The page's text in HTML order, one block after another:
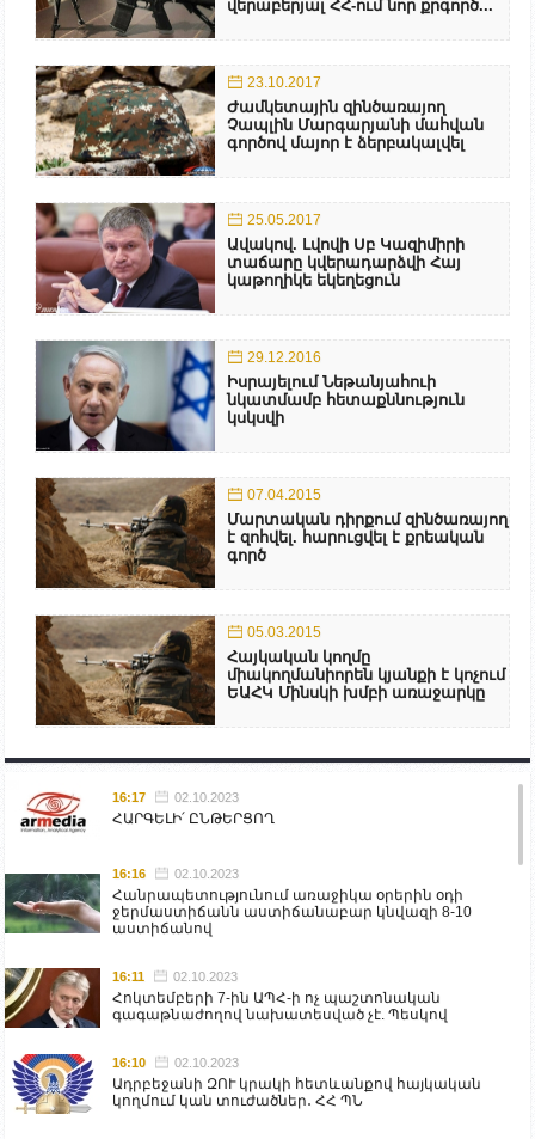
վերաբերյալ ՀՀ-ում նոր քրգործ...
23.10.2017
Ժամկետային զինծառայող
Չապլին Մարգարյանի մահվան
գործով մայոր է ձերբակալվել
25.05.2017
Ավակով. Լվովի Սբ Կազիմիրի
տաճարը կվերադարձվի Հայ
կաթողիկե եկեղեցուն
29.12.2016
Իսրայելում Նեթանյահուի
նկատմամբ հետաքննություն
կսկսվի
07.04.2015
Մարտական դիրքում զինծառայող
է զոհվել. հարուցվել է քրեական
գործ
05.03.2015
Հայկական կողմը
միակողմանիորեն կյանքի է կոչում
ԵԱՀԿ Մինսկի խմբի առաջարկը
16:17 02.10.2023
ՀԱՐԳԵԼԻ՛ ԸՆԹԵՐՑՈՂ
16:16 02.10.2023
Հանրապետությունում առաջիկա օրերին օդի
ջերմաստիճանն աստիճանաբար կնվազի 8-10
աստիճանով
16:11 02.10.2023
Հոկտեմբերի 7-ին ԱՊՀ-ի ոչ պաշտոնական
գագաթնաժողով նախատեսված չէ. Պեսկով
16:10 02.10.2023
Ադրբեջանի ԶՈՒ կրակի հետևանքով հայկական
կողմում կան տուժածներ․ ՀՀ ՊՆ